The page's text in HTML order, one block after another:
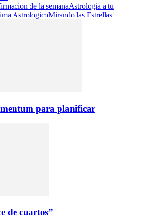
de la semanaAstrologia a tu
AstrologicoMirando las Estrellas
para planificar
de cuartos”